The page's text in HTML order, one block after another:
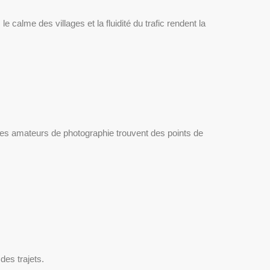
amateurs de photographie trouvent des points de
trajets.